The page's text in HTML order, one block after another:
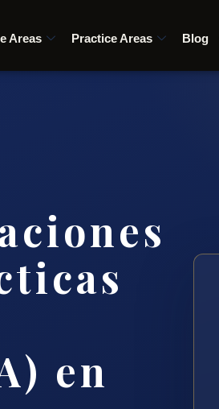
Areas Practice Areas Blog
en